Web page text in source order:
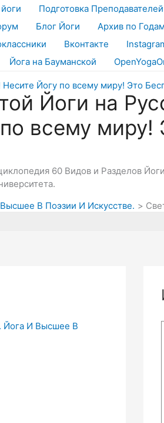
Подготовка
Блог Йоги Архив по
Вконтакте
Йога на Бауманской
Йоги на
всему миру!
60 Видов и Разделов
В Поэзии И Искусстве.
Йога И Высшее В